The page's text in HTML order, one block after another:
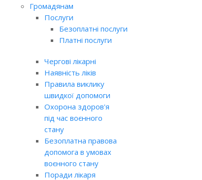
Громадянам
Послуги
Безоплатні послуги
Платні послуги
Чергові лікарні
Наявність ліків
Правила виклику
швидкої допомоги
Охорона здоров'я
під час воєнного
стану
Безоплатна правова
допомога в умовах
воєнного стану
Поради лікаря